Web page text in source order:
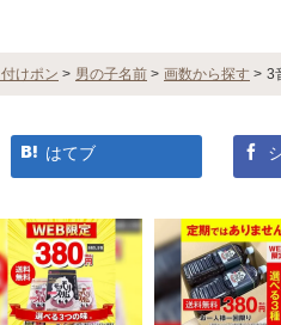
けポン > 男の子名前 > 画数から探す > 3
はてブ